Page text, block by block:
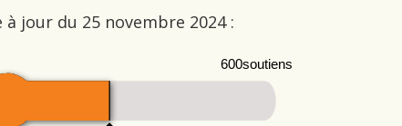
à jour du 25 novembre 2024 :
600soutiens